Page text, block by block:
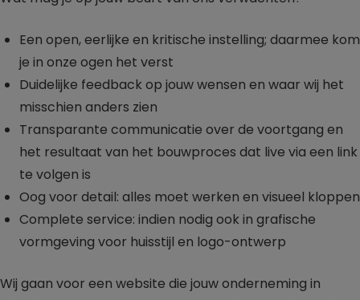
Een open, eerlijke en kritische instelling; daarmee kom
je in onze ogen het verst
Duidelijke feedback op jouw wensen en waar wij het
misschien anders zien
Transparante communicatie over de voortgang en
het resultaat van het bouwproces dat live via een link
te volgen is
Oog voor detail: alles moet werken en visueel kloppen
Complete service: indien nodig ook in grafische
vormgeving voor huisstijl en logo-ontwerp
Wij gaan voor een website die jouw onderneming in